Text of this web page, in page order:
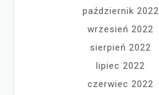
październik 2022
wrzesień 2022
sierpień 2022
lipiec 2022
czerwiec 2022